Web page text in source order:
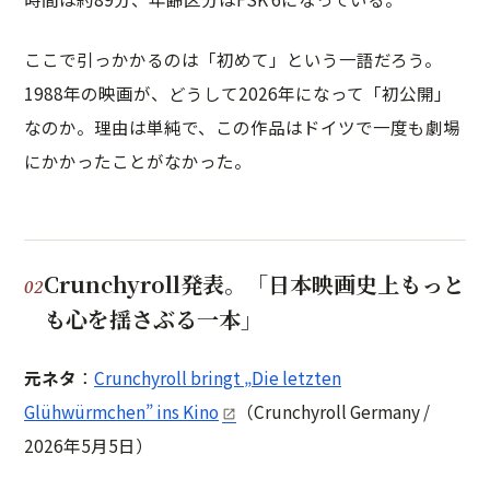
ここで引っかかるのは「初めて」という一語だろう。
1988年の映画が、どうして2026年になって「初公開」
なのか。理由は単純で、この作品はドイツで一度も劇場
にかかったことがなかった。
Crunchyroll発表。「日本映画史上もっと
も心を揺さぶる一本」
元ネタ ： Crunchyroll bringt „Die letzten
Glühwürmchen” ins Kino
（Crunchyroll Germany /
2026年5月5日）